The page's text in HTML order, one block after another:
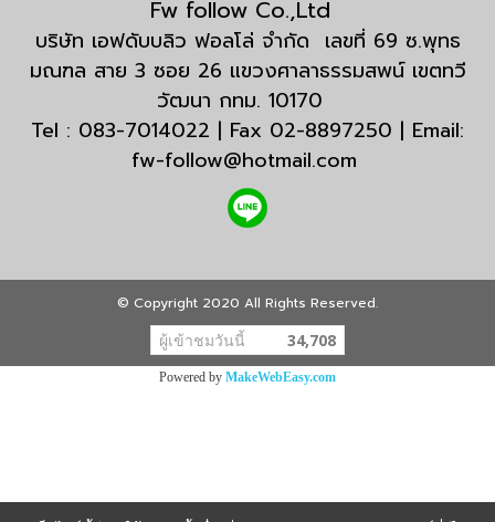
Fw follow Co.,Ltd
บริษัท เอฟดับบลิว ฟอลโล่ จำกัด เลขที่ 69 ซ.พุทธ
มณฑล สาย 3 ซอย 26 แขวงศาลาธรรมสพน์ เขตทวี
วัฒนา กทม. 10170
Tel : 083-7014022 | Fax 02-8897250 | Email:
fw-follow@hotmail.com
© Copyright 2020 All Rights Reserved.
ผู้เข้าชมวันนี้ 34,708
Powered by MakeWebEasy.com